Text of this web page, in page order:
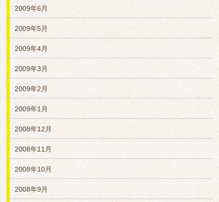
2009年6月
2009年5月
2009年4月
2009年3月
2009年2月
2009年1月
2008年12月
2008年11月
2008年10月
2008年9月